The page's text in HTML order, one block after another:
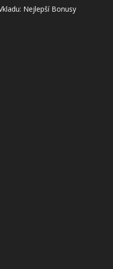
Nejlepší Bonusy